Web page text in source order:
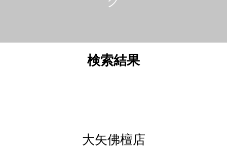
検索結果
大矢佛檀店